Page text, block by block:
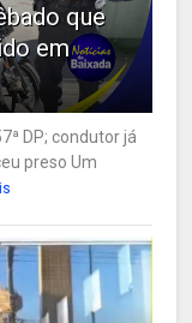
que
em
DP; condutor já
preso Um